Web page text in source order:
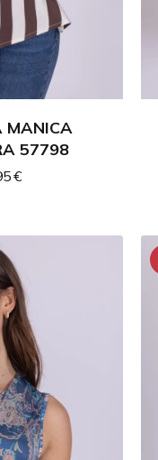
MANICA
57798
€